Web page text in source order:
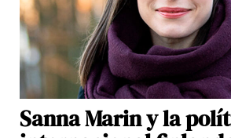
Sanna Marin y la